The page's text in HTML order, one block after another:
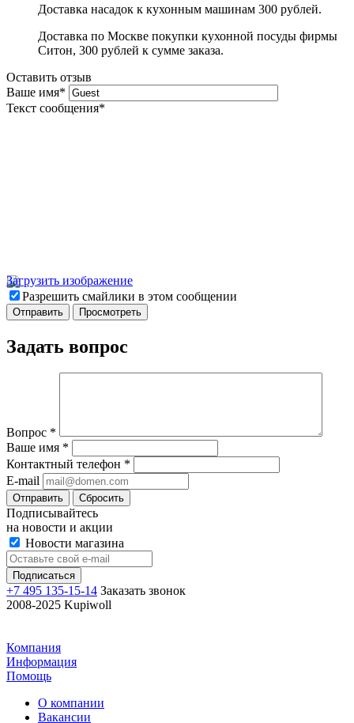
Доставка насадок к кухонным машинам 300 рублей.
Доставка по Москве покупки кухонной посуды фирмы
Ситон, 300 рублей к сумме заказа.
Оставить отзыв
Ваше имя*
Текст сообщения*
Загрузить изображение
Разрешить смайлики в этом сообщении
Задать вопрос
Вопрос *
Ваше имя *
Контактный телефон *
E-mail
Отправить Сбросить
Подписывайтесь
на новости и акции
Новости магазина
+7 495 135-15-14 Заказать звонок
2008-2025 Kupiwoll
Компания
Информация
Помощь
О компании
Вакансии